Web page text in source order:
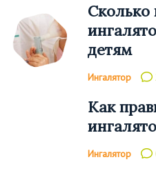
детям
Ингалятор
Как
Ингалятор